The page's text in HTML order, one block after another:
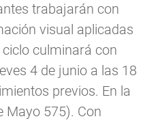
trabajarán con
visual aplicadas
culminará con
4 de junio a las 18
previos. En la
Mayo 575). Con